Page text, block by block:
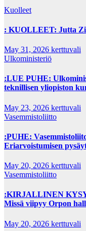
Kuolleet
: KUOLLEET: Jutta
May 31, 2026 kerttuvali
Ulkoministeriö
:LUE PUHE:
teknillisen yliopiston
May 23, 2026 kerttuvali
Vasemmistoliitto
:PUHE:
Eriarvoistumisen
May 20, 2026 kerttuvali
Vasemmistoliitto
:KIRJALLINEN
Missä viipyy Orpon
May 20, 2026 kerttuvali